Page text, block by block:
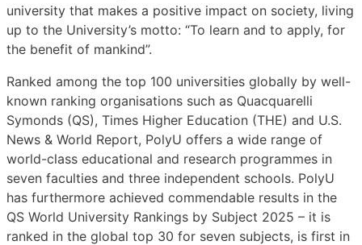
university that makes a positive impact on society, living
up to the University’s motto: “To learn and to apply, for
the benefit of mankind”.
Ranked among the top 100 universities globally by well-
known ranking organisations such as Quacquarelli
Symonds (QS), Times Higher Education (THE) and U.S.
News & World Report, PolyU offers a wide range of
world-class educational and research programmes in
seven faculties and three independent schools. PolyU
has furthermore achieved commendable results in the
QS World University Rankings by Subject 2025 – it is
ranked in the global top 30 for seven subjects, is first in